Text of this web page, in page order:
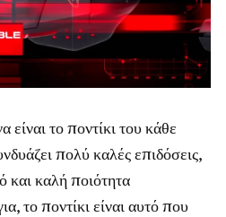
το ποντίκι του κάθε
πολύ καλές επιδόσεις,
και καλή ποιότητα
το ποντίκι είναι αυτό που